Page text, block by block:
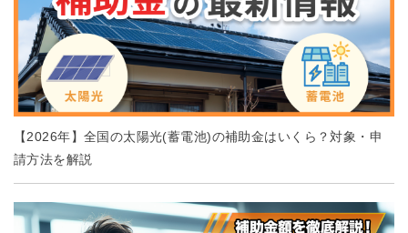
【2026年】全国の太陽光(蓄電池)の補助金はいくら？対象・申
請方法を解説